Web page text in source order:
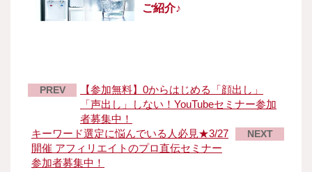
ご紹介♪
PREV
【参加無料】0からはじめる「顔出し」
「声出し」しない！YouTubeセミナー参加
者募集中！
キーワード選定に悩んでいる人必見★3/27
開催 アフィリエイトのプロ直伝セミナー
参加者募集中！
NEXT